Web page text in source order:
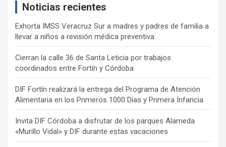
Noticias recientes
Exhorta IMSS Veracruz Sur a madres y padres de familia a
llevar a niños a revisión médica preventiva
Cierran la calle 36 de Santa Leticia por trabajos
coordinados entre Fortín y Córdoba
DIF Fortín realizará la entrega del Programa de Atención
Alimentaria en los Primeros 1000 Días y Primera Infancia
Invita DIF Córdoba a disfrutar de los parques Alameda
«Murillo Vidal» y DIF durante estas vacaciones